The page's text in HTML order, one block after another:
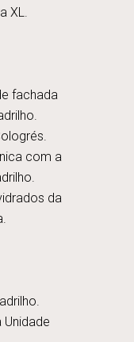
XL.
fachada
com a
da
Unidade